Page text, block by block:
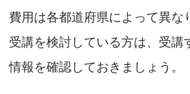
費用は各都道府県によって異な
受講を検討している方は、受講
情報を確認しておきましょう。